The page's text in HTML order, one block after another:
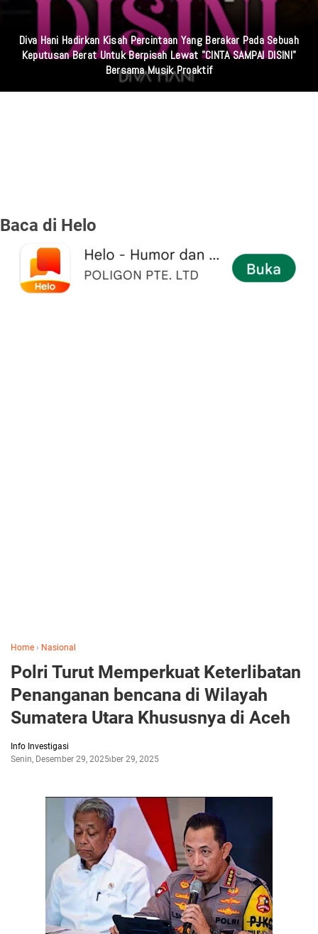
Diva Hani Hadirkan Kisah Percintaan Yang Berakar Pada Sebuah
Keputusan Berat Untuk Berpisah Lewat "CINTA SAMPAI DISINI"
Bersama Musik Proaktif
Baca di Helo
Home › Nasional
Polri Turut Memperkuat Keterlibatan
Penanganan bencana di Wilayah
Sumatera Utara Khususnya di Aceh
Info Investigasi
Senin, Desember 29, 2025Desember 29, 2025